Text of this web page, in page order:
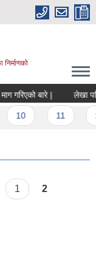
निर्माणको
गरिएको बारे | लेखा
10 11
1 2